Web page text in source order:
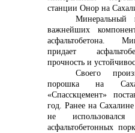
+7 (423) 234 50
станции Онор на
важнейших
асфальтобетона.
придает
прочность и
Своего
порошка на
«Спасскцемент»
год. Ранее на
не
асфальтобетонных